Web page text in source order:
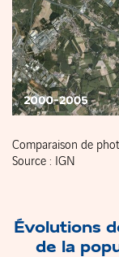
Comparaison de
Source : IGN
Évolutions
de la